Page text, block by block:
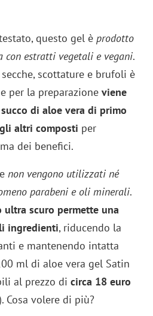
questo gel èprodotto
con estratti vegetali e vegani.
scottature e brufoli è
per la preparazioneviene
di aloe vera di primo
altri composti per
dei benefici.
non vengono utilizzati né
parabeni e oli minerali.
scuro permette una
ingredienti, riducendo la
e mantenendo intatta
ml di aloe vera gel Satin
al prezzo dicirca 18 euro
Cosa volere di più?